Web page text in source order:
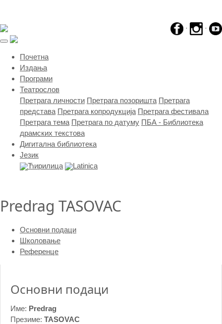
· ·
Почетна(current)
Издања
Програми
Театрослов
Претрага личности Претрага позоришта Претрага
представа Претрага копродукција Претрага фестивала
Претрага тема Претрага по датуму ПБА - Библиотека
драмских текстова
Дигитална библиотека
Језик
Ћирилица
Latinica
Predrag TASOVAC
Основни подаци
Школовање
Референце
Основни подаци
Име: Predrag
Презиме: TASOVAC